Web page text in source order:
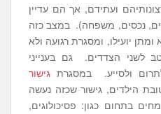
ועתידם, אך הם עדיין
נכסים, משפחה). במצב כזה
יועילו, ומסגרת רגועה ולא
לשני הצדדים. גם בענייני
ולסייע. במסגרת גישור
הילדים, גישור שכזה נעשה
בתחום כגון: פסיכולוגים,